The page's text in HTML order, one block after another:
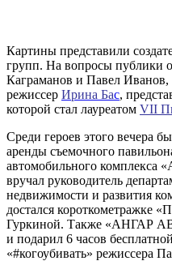
Картины представили
групп. На вопросы публики
Каграманов и Павел Иванов,
режиссер Ирина Бас,
которой стал лауреатом VII
Среди героев этого вечера
аренды съемочного
автомобильного
вручал руководитель
недвижимости и развития
достался короткометражке
Гуркиной. Также «АНГАР
и подарил 6 часов
«#когоубивать» режиссера